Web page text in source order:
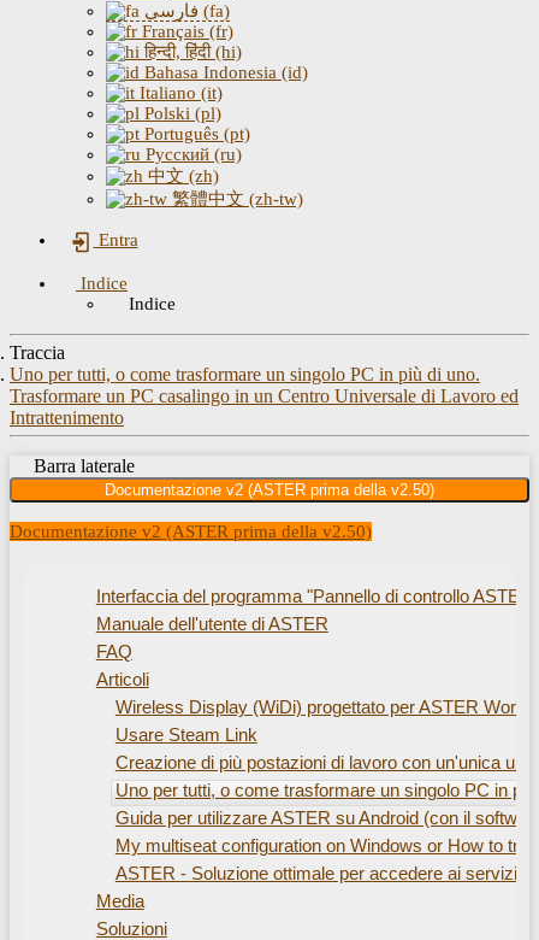
فارسی (fa)
Français (fr)
हिन्दी, हिंदी (hi)
Bahasa Indonesia (id)
Italiano (it)
Polski (pl)
Português (pt)
Русский (ru)
中文 (zh)
繁體中文 (zh-tw)
Entra
Indice
Indice
Traccia
Uno per tutti, o come trasformare un singolo PC in più di uno.
Trasformare un PC casalingo in un Centro Universale di Lavoro ed
Intrattenimento
Barra laterale
Documentazione v2 (ASTER prima della v2.50)
Documentazione v2 (ASTER prima della v2.50)
Interfaccia del programma "Pannello di controllo ASTER"
Manuale dell'utente di ASTER
FAQ
Articoli
Wireless Display (WiDi) progettato per ASTER
Usare Steam Link
Creazione di più postazioni di lavoro con un'unica
Uno per tutti, o come trasformare un singolo PC in
Guida per utilizzare ASTER su Android (con il
My multiseat configuration on Windows or How to
ASTER - Soluzione ottimale per accedere ai servizi
Media
Soluzioni